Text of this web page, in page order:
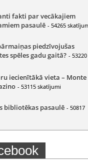
fakti par vecākajiem
pasaulē - 54265
piedzīvojušas
spēles gadu gaitā? - 53220
iecienītākā vieta – Monte
- 53115 skatījumi
bibliotēkas pasaulē - 50817